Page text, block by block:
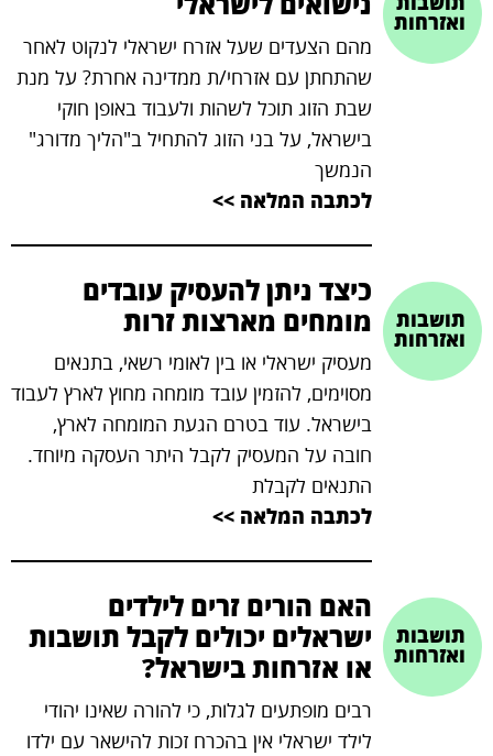
מהם הצעדים שעל אזרח ישראלי לנקוט לאחר
שהתחתן עם אזרחי/ת ממדינה אחרת? על מנת
שבת הזוג תוכל לשהות ולעבוד באופן חוקי
בישראל, על בני הזוג להתחיל ב"הליך מדורג"
הנמשך
לכתבה המלאה >>
ואזרחות
כיצד ניתן להעסיק עובדים
מומחים מארצות זרות
מעסיק ישראלי או בין לאומי רשאי, בתנאים
מסוימים, להזמין עובד מומחה מחוץ לארץ לעבוד
בישראל. עוד בטרם הגעת המומחה לארץ,
חובה על המעסיק לקבל היתר העסקה מיוחד.
התנאים לקבלת
לכתבה המלאה >>
תושבות
ואזרחות
האם הורים זרים לילדים
ישראלים יכולים לקבל תושבות
או אזרחות בישראל?
רבים מופתעים לגלות, כי להורה שאינו יהודי
לילד ישראלי אין בהכרח זכות להישאר עם ילדו
תושבות
ואזרחות